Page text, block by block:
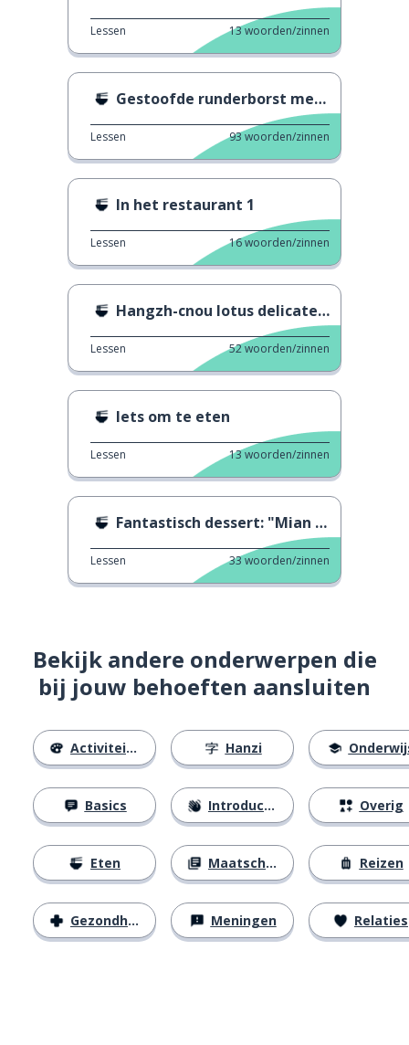
Lessen 13woorden/zinnen
Gestoofde runderborst met tomaat
Lessen 93woorden/zinnen
In het restaurant 1
Lessen 16woorden/zinnen
Hangzh-cnou lotus delicatesse
Lessen 52woorden/zinnen
Iets om te eten
Lessen 13woorden/zinnen
Fantastisch dessert: "Mian Guo'r"
Lessen 33woorden/zinnen
Bekijk andere onderwerpen die
bij jouw behoeften aansluiten
Activiteiten
Basics
Eten
Gezondheid
Hanzi
Introducties
Maatschappij
Meningen
Overig
Reizen
Relaties